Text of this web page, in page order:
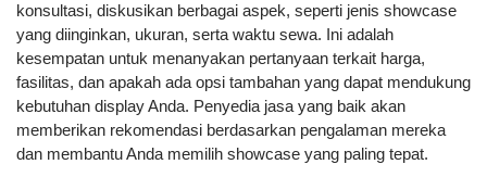
konsultasi, diskusikan berbagai aspek, seperti jenis showcase
yang diinginkan, ukuran, serta waktu sewa. Ini adalah
kesempatan untuk menanyakan pertanyaan terkait harga,
fasilitas, dan apakah ada opsi tambahan yang dapat mendukung
kebutuhan display Anda. Penyedia jasa yang baik akan
memberikan rekomendasi berdasarkan pengalaman mereka
dan membantu Anda memilih showcase yang paling tepat.